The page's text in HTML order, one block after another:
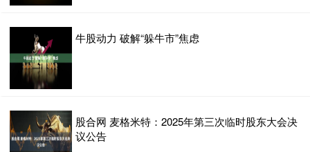
牛股动力 破解“躲牛市”焦虑
股合网 麦格米特：2025年第三次临时股东大会决
议公告